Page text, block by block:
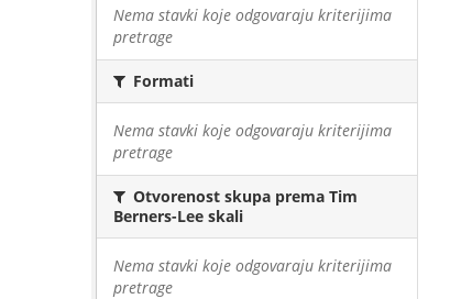
Nema stavki koje odgovaraju kriterijima
pretrage
Formati
Nema stavki koje odgovaraju kriterijima
pretrage
Otvorenost skupa prema Tim
Berners-Lee skali
Nema stavki koje odgovaraju kriterijima
pretrage